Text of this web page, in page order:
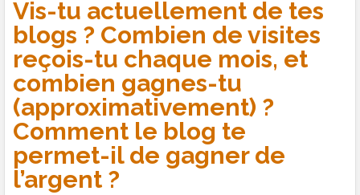
Vis-tu actuellement de tes
blogs ? Combien de visites
reçois-tu chaque mois, et
combien gagnes-tu
(approximativement) ?
Comment le blog te
permet-il de gagner de
l’argent ?